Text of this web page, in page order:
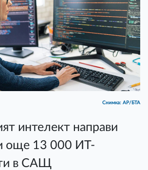
Снимка: АР/БТА
интелект направи
още 13 000 ИТ-
в САЩ